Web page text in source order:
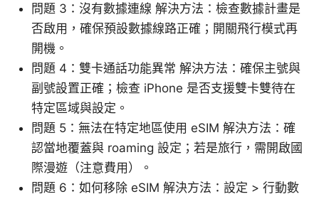
問題 3：沒有數據連線 解決方法：檢查數據計畫是
否啟用，確保預設數據線路正確；開關飛行模式再
開機。
問題 4：雙卡通話功能異常 解決方法：確保主號與
副號設置正確；檢查 iPhone 是否支援雙卡雙待在
特定區域與設定。
問題 5：無法在特定地區使用 eSIM 解決方法：確
認當地覆蓋與 roaming 設定；若是旅行，需開啟國
際漫遊（注意費用）。
問題 6：如何移除 eSIM 解決方法：設定 > 行動數